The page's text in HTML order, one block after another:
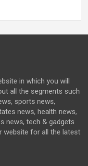
in which you will
all the segments such
sports news,
news, health news,
news, tech & gadgets
website for all the latest